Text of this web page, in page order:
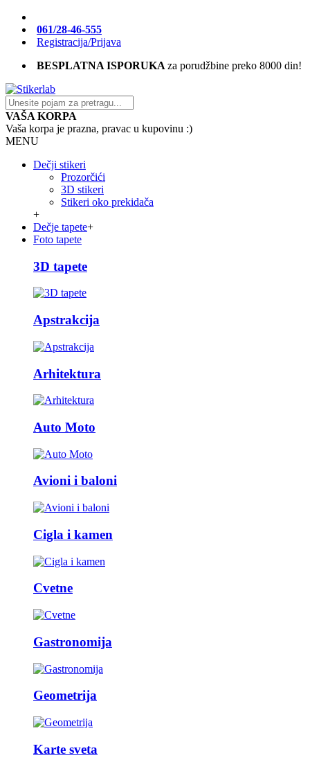
061/28-46-555
Registracija/Prijava
BESPLATNA ISPORUKA za porudžbine preko 8000 din!
VAŠA KORPA
Vaša korpa je prazna, pravac u kupovinu :)
MENU
Dečji stikeri
Prozorčići
3D stikeri
Stikeri oko prekidača
+
Dečje tapete+
Foto tapete
3D tapete
Apstrakcija
Arhitektura
Auto Moto
Avioni i baloni
Cigla i kamen
Cvetne
Gastronomija
Geometrija
Karte sveta